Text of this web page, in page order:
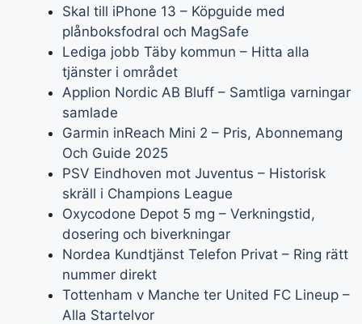
Skal till iPhone 13 – Köpguide med
plånboksfodral och MagSafe
Lediga jobb Täby kommun – Hitta alla
tjänster i området
Applion Nordic AB Bluff – Samtliga varningar
samlade
Garmin inReach Mini 2 – Pris, Abonnemang
Och Guide 2025
PSV Eindhoven mot Juventus – Historisk
skräll i Champions League
Oxycodone Depot 5 mg – Verkningstid,
dosering och biverkningar
Nordea Kundtjänst Telefon Privat – Ring rätt
nummer direkt
Tottenham v Manche ter United FC Lineup –
Alla Startelvor